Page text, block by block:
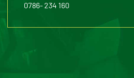
0786- 234 160